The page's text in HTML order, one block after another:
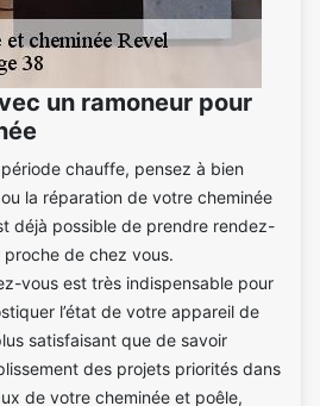
un ramoneur pour
chauffe, pensez à bien
la réparation de votre cheminée
déjà possible de prendre rendez-
de chez vous.
vous est très indispensable pour
l’état de votre appareil de
satisfaisant que de savoir
des projets priorités dans
de votre cheminée et poêle,